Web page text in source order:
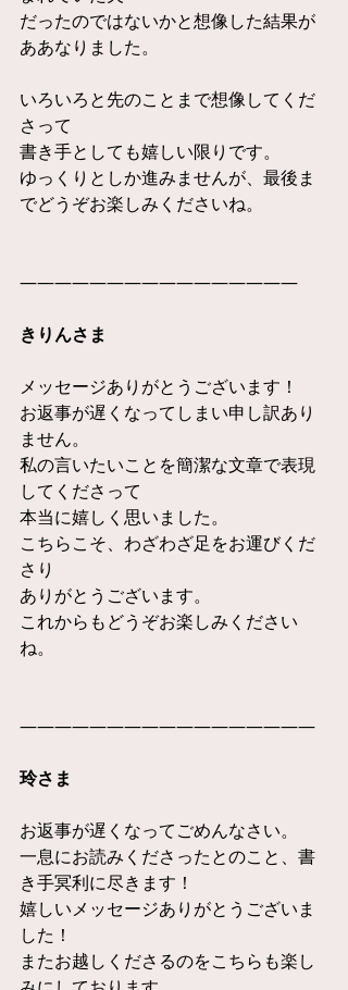
だったのではないかと想像した結果が
ああなりました。
いろいろと先のことまで想像してくだ
さって
書き手としても嬉しい限りです。
ゆっくりとしか進みませんが、最後ま
でどうぞお楽しみくださいね。
————————————————
きりんさま
メッセージありがとうございます！
お返事が遅くなってしまい申し訳あり
ません。
私の言いたいことを簡潔な文章で表現
してくださって
本当に嬉しく思いました。
こちらこそ、わざわざ足をお運びくだ
さり
ありがとうございます。
これからもどうぞお楽しみください
ね。
—————————————————
玲さま
お返事が遅くなってごめんなさい。
一息にお読みくださったとのこと、書
き手冥利に尽きます！
嬉しいメッセージありがとうございま
した！
またお越しくださるのをこちらも楽し